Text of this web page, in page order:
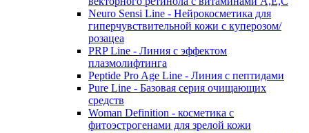
Neuro Sensi Line - Нейрокосметика для
гиперчувствительной кожи с куперозом/
розацеа
PRP Line - Линия с эффектом
плазмолифтинга
Peptide Pro Age Line - Линия с пептидами
Pure Line - Базовая серия очищающих
средств
Woman Definition - косметика с
фитоэстрогенами для зрелой кожи